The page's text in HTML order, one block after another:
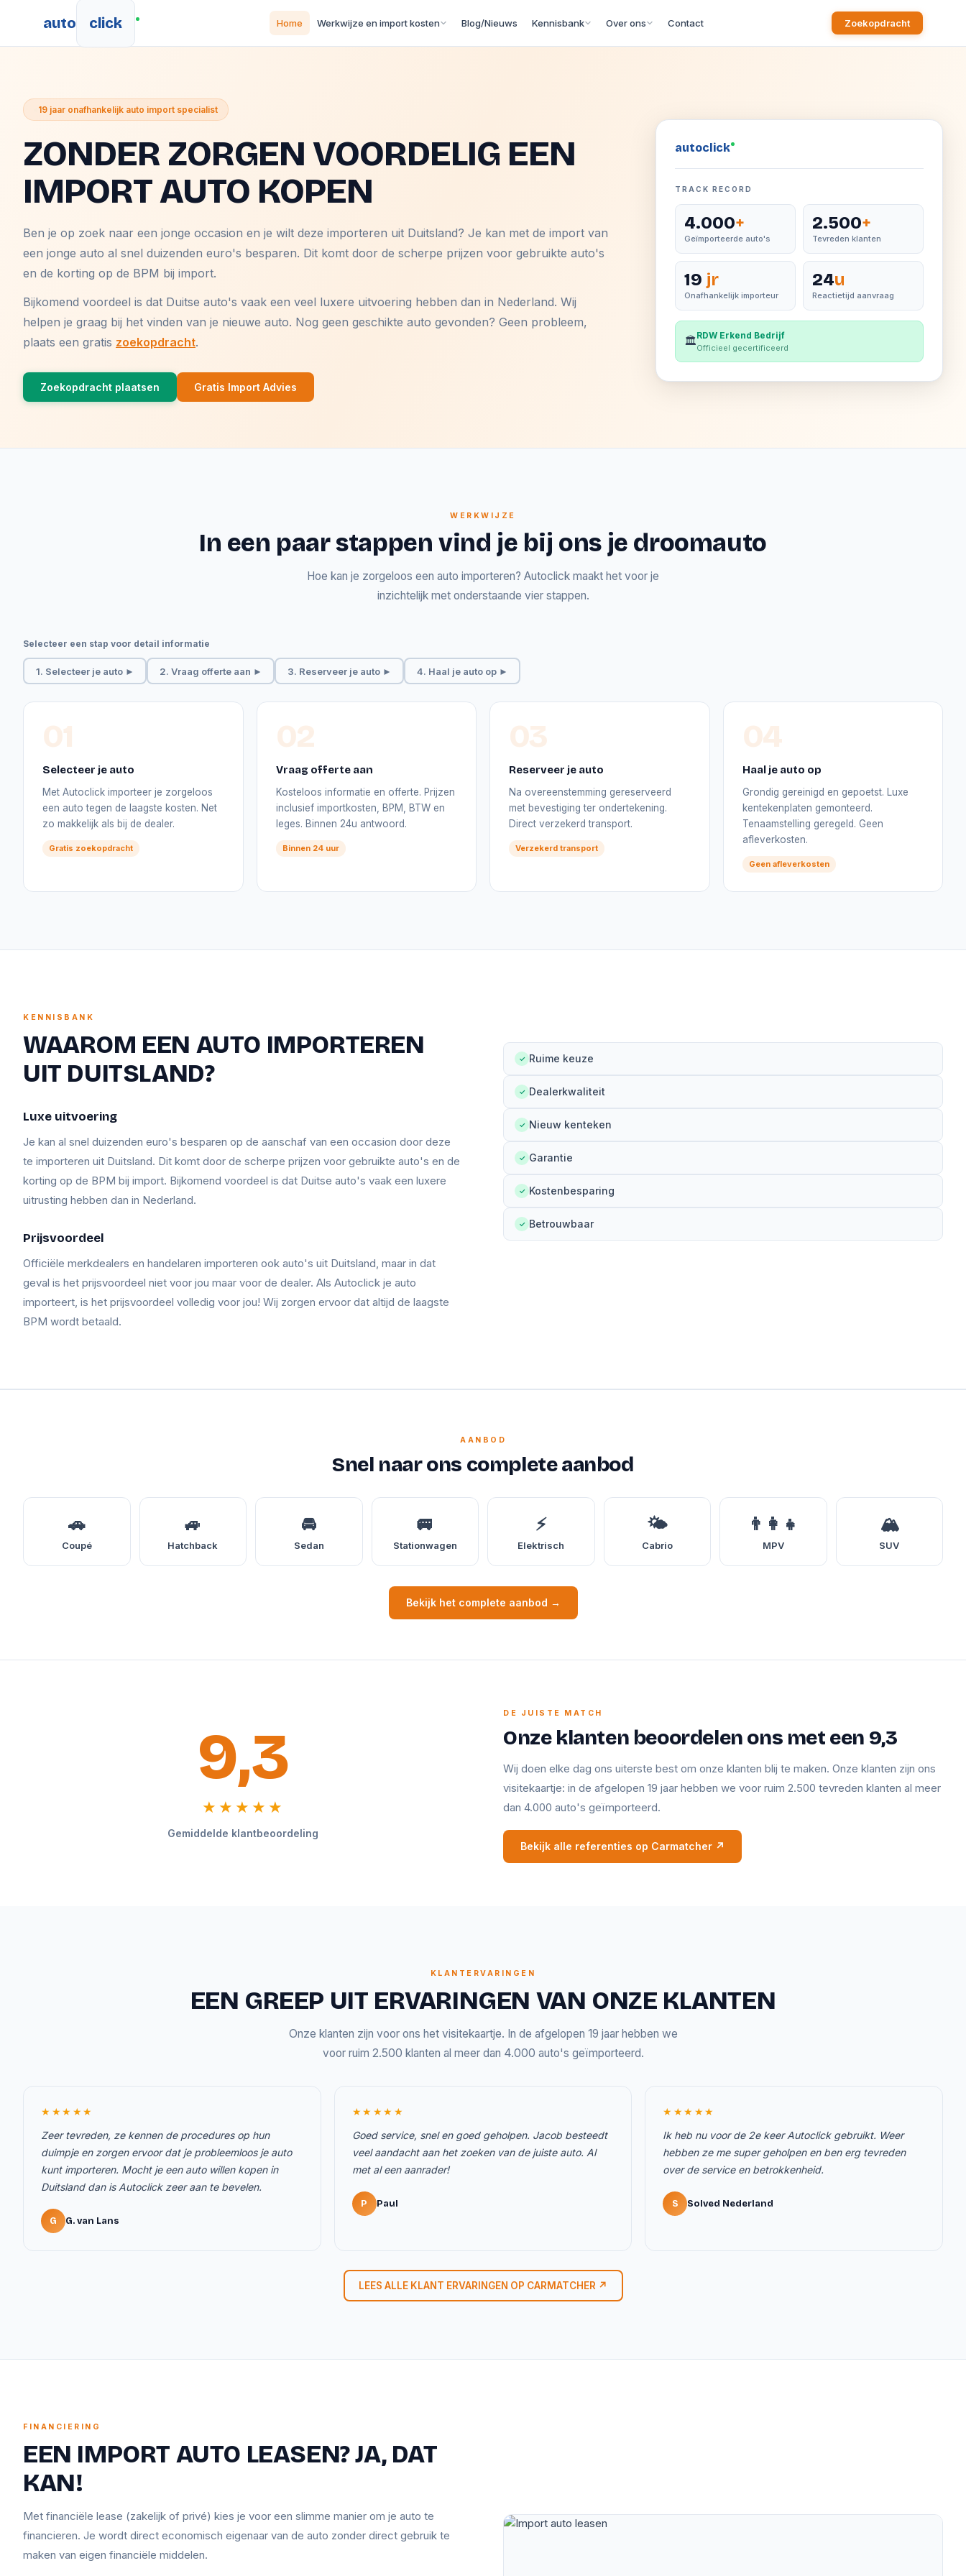
auto click Home Werkwijze en import kosten Blog/Nieuws Kennisbank Over ons Contact Zoekopdracht
19 jaar onafhankelijk auto import specialist
ZONDER ZORGEN VOORDELIG EEN
IMPORT AUTO KOPEN
Ben je op zoek naar een jonge occasion en je wilt deze importeren uit Duitsland? Je kan met de import van
een jonge auto al snel duizenden euro's besparen. Dit komt door de scherpe prijzen voor gebruikte auto's
en de korting op de BPM bij import.
Bijkomend voordeel is dat Duitse auto's vaak een veel luxere uitvoering hebben dan in Nederland. Wij
helpen je graag bij het vinden van je nieuwe auto. Nog geen geschikte auto gevonden? Geen probleem,
plaats een gratis zoekopdracht.
Zoekopdracht plaatsen Gratis Import Advies
autoclick
TRACK RECORD
4.000+
Geïmporteerde auto's
2.500+
Tevreden klanten
19 jr
Onafhankelijk importeur
24u
Reactietijd aanvraag
🏛️RDW Erkend Bedrijf
Officieel gecertificeerd
WERKWIJZE
In een paar stappen vind je bij ons je droomauto
Hoe kan je zorgeloos een auto importeren? Autoclick maakt het voor je
inzichtelijk met onderstaande vier stappen.
Selecteer een stap voor detail informatie
1. Selecteer je auto ► 2. Vraag offerte aan ► 3. Reserveer je auto ► 4. Haal je auto op ►
01
Selecteer je auto
Met Autoclick importeer je zorgeloos
een auto tegen de laagste kosten. Net
zo makkelijk als bij de dealer.
Gratis zoekopdracht
02
Vraag offerte aan
Kosteloos informatie en offerte. Prijzen
inclusief importkosten, BPM, BTW en
leges. Binnen 24u antwoord.
Binnen 24 uur
03
Reserveer je auto
Na overeenstemming gereserveerd
met bevestiging ter ondertekening.
Direct verzekerd transport.
Verzekerd transport
04
Haal je auto op
Grondig gereinigd en gepoetst. Luxe
kentekenplaten gemonteerd.
Tenaamstelling geregeld. Geen
afleverkosten.
Geen afleverkosten
KENNISBANK
WAAROM EEN AUTO IMPORTEREN
UIT DUITSLAND?
Luxe uitvoering
Je kan al snel duizenden euro's besparen op de aanschaf van een occasion door deze
te importeren uit Duitsland. Dit komt door de scherpe prijzen voor gebruikte auto's en de
korting op de BPM bij import. Bijkomend voordeel is dat Duitse auto's vaak een luxere
uitrusting hebben dan in Nederland.
Prijsvoordeel
Officiële merkdealers en handelaren importeren ook auto's uit Duitsland, maar in dat
geval is het prijsvoordeel niet voor jou maar voor de dealer. Als Autoclick je auto
importeert, is het prijsvoordeel volledig voor jou! Wij zorgen ervoor dat altijd de laagste
BPM wordt betaald.
✓ Ruime keuze
✓ Dealerkwaliteit
✓ Nieuw kenteken
✓ Garantie
✓ Kostenbesparing
✓ Betrouwbaar
AANBOD
Snel naar ons complete aanbod
🚗
Coupé
🚙
Hatchback
🚘
Sedan
🚐
Stationwagen
⚡
Elektrisch
🌤️
Cabrio
👨‍👩‍👧
MPV
🏔️
SUV
Bekijk het complete aanbod →
9,3
★★★★★
Gemiddelde klantbeoordeling
DE JUISTE MATCH
Onze klanten beoordelen ons met een 9,3
Wij doen elke dag ons uiterste best om onze klanten blij te maken. Onze klanten zijn ons
visitekaartje: in de afgelopen 19 jaar hebben we voor ruim 2.500 tevreden klanten al meer
dan 4.000 auto's geïmporteerd.
Bekijk alle referenties op Carmatcher ↗
KLANTERVARINGEN
EEN GREEP UIT ERVARINGEN VAN ONZE KLANTEN
Onze klanten zijn voor ons het visitekaartje. In de afgelopen 19 jaar hebben we
voor ruim 2.500 klanten al meer dan 4.000 auto's geïmporteerd.
★★★★★
Zeer tevreden, ze kennen de procedures op hun
duimpje en zorgen ervoor dat je probleemloos je auto
kunt importeren. Mocht je een auto willen kopen in
Duitsland dan is Autoclick zeer aan te bevelen.
G G. van Lans
★★★★★
Goed service, snel en goed geholpen. Jacob besteedt
veel aandacht aan het zoeken van de juiste auto. Al
met al een aanrader!
P Paul
★★★★★
Ik heb nu voor de 2e keer Autoclick gebruikt. Weer
hebben ze me super geholpen en ben erg tevreden
over de service en betrokkenheid.
S Solved Nederland
LEES ALLE KLANT ERVARINGEN OP CARMATCHER ↗
FINANCIERING
EEN IMPORT AUTO LEASEN? JA, DAT
KAN!
Met financiële lease (zakelijk of privé) kies je voor een slimme manier om je auto te
financieren. Je wordt direct economisch eigenaar van de auto zonder direct gebruik te
maken van eigen financiële middelen.